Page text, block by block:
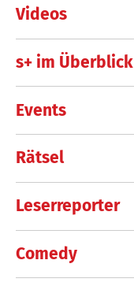
Videos
s+ im Überblick
Events
Rätsel
Leserreporter
Comedy